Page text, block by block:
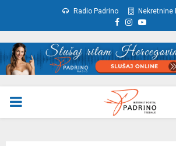
Radio Padrino Nekretnine
Facebook
Instagram
Youtube
PRIMARY